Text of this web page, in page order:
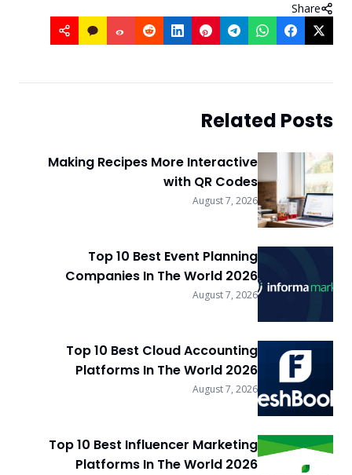
Share
Related Posts
Making Recipes More Interactive
with QR Codes
August 7, 2026
Top 10 Best Event Planning
Companies In The World 2026
August 7, 2026
Top 10 Best Cloud Accounting
Platforms In The World 2026
August 7, 2026
Top 10 Best Influencer Marketing
Platforms In The World 2026